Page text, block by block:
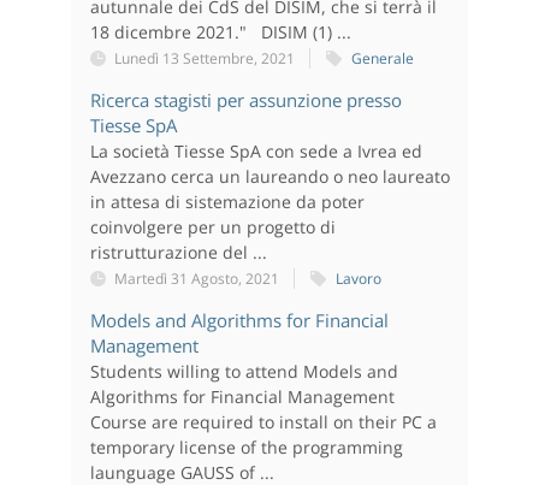
autunnale dei CdS del DISIM, che si terrà il
18 dicembre 2021." DISIM (1) ...
Lunedì 13 Settembre, 2021 Generale
Ricerca stagisti per assunzione presso
Tiesse SpA
La società Tiesse SpA con sede a Ivrea ed
Avezzano cerca un laureando o neo laureato
in attesa di sistemazione da poter
coinvolgere per un progetto di
ristrutturazione del ...
Martedì 31 Agosto, 2021 Lavoro
Models and Algorithms for Financial
Management
Students willing to attend Models and
Algorithms for Financial Management
Course are required to install on their PC a
temporary license of the programming
launguage GAUSS of ...